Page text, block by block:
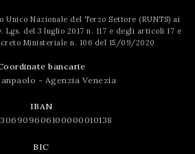
Unico Nazionale del Terzo Settore (RUNTS) ai
Lgs. del 3 luglio 2017 n. 117 e degli articoli 17 e
Ministeriale n. 106 del 15/09/2020
bancarie
- Agenzia Venezia
IBAN
BIC